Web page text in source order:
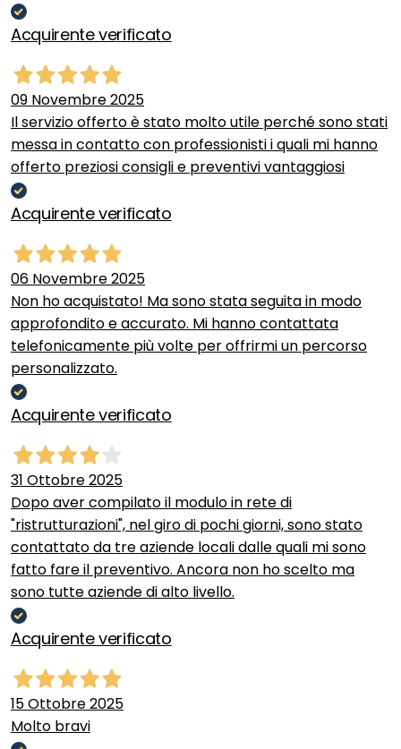
Acquirente verificato
09 Novembre 2025
Il servizio offerto è stato molto utile perché sono stati
messa in contatto con professionisti i quali mi hanno
offerto preziosi consigli e preventivi vantaggiosi
Acquirente verificato
06 Novembre 2025
Non ho acquistato! Ma sono stata seguita in modo
approfondito e accurato. Mi hanno contattata
telefonicamente più volte per offrirmi un percorso
personalizzato.
Acquirente verificato
31 Ottobre 2025
Dopo aver compilato il modulo in rete di
"ristrutturazioni", nel giro di pochi giorni, sono stato
contattato da tre aziende locali dalle quali mi sono
fatto fare il preventivo. Ancora non ho scelto ma
sono tutte aziende di alto livello.
Acquirente verificato
15 Ottobre 2025
Molto bravi